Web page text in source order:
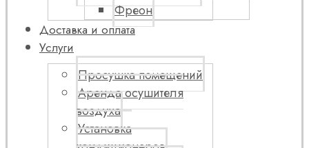
Фреон
Доставка и оплата
Услуги
Просушка помещений
Аренда осушителя
воздуха
Установка